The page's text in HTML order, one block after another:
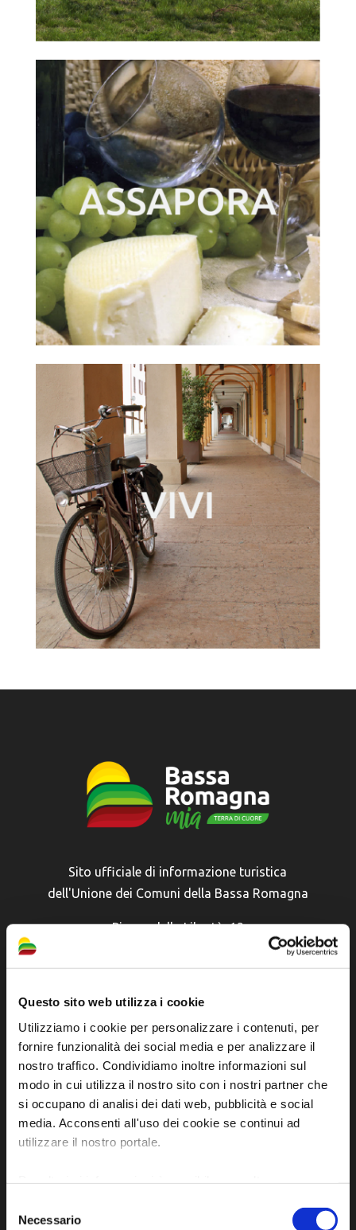
Questo sito web utilizza i cookie
Utilizziamo i cookie per personalizzare i contenuti, per
fornire funzionalità dei social media e per analizzare il
nostro traffico. Condividiamo inoltre informazioni sul
modo in cui utilizza il nostro sito con i nostri partner che
si occupano di analisi dei dati web, pubblicità e social
media. Acconsenti all'uso dei cookie se continui ad
utilizzare il nostro portale.
delNecessario
Sito ufficiale di informazione turistica
dell'Unione dei Comuni della Bassa Romagna
Piazza della Libertà, 13
Tel. +39 0545 280898
P.IVA e Cod. Fiscale 02291370399
P.E.C. pg.unione.labassaromagna.it@legalmail.it